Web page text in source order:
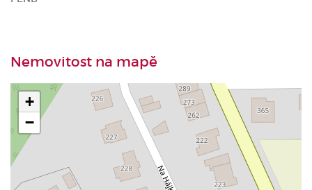
Nemovitost na mapě
+
−